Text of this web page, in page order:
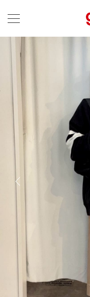
カテゴリーから探す
MEN